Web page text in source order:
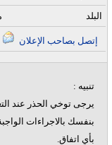
البلد
تنبيه :
يرجى توخي الحذر عند
بنفسك بالاجراءات
بأي اتفاق.